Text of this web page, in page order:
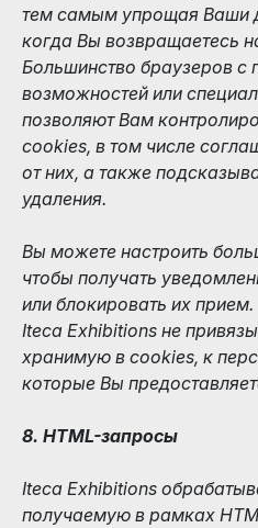
тем самым упрощая Ваши
когда Вы возвращаетесь
Большинство браузеров
возможностей или
позволяют Вам
cookies, в том числе
от них, а также
удаления.
Вы можете настроить
чтобы получать
или блокировать их прием.
Iteca Exhibitions не
хранимую в cookies, к
которые Вы
8. HTML-запросы
Iteca Exhibitions
получаемую в рамках